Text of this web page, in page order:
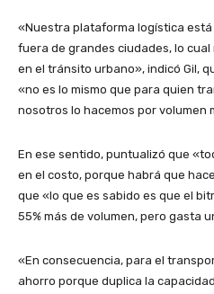
«Nuestra plataforma logística
fuera de grandes ciudades, lo
en el tránsito urbano», indicó Gil,
«no es lo mismo que para quien
nosotros lo hacemos por volumen
En ese sentido, puntualizó que
en el costo, porque habrá que
que «lo que es sabido es que el
55% más de volumen, pero gasta
«En consecuencia, para el
ahorro porque duplica la